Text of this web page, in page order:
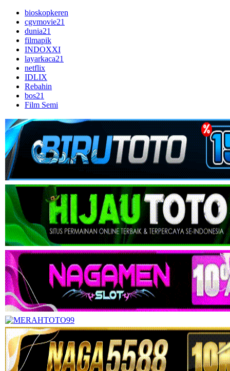
bioskopkeren
cgvmovie21
dunia21
filmapik
INDOXXI
layarkaca21
netflix
IDLIX
Rebahin
bos21
Film Semi